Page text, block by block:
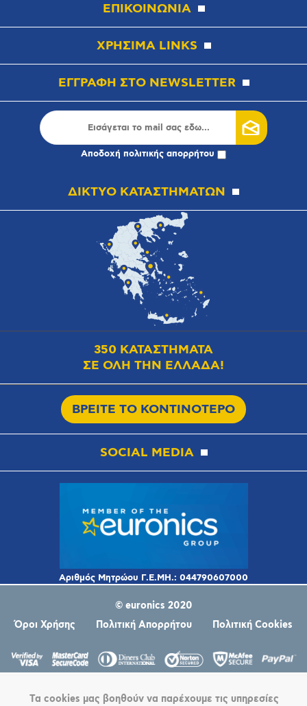
ΕΠΙΚΟΙΝΩΝΙΑ
ΧΡΗΣΙΜΑ LINKS
ΕΓΓΡΑΦΗ ΣΤΟ NEWSLETTER
Αποδοχή πολιτικής απορρήτου
ΔΙΚΤΥΟ ΚΑΤΑΣΤΗΜΑΤΩΝ
350 ΚΑΤΑΣΤΗΜΑΤΑ
ΣΕ ΟΛΗ ΤΗΝ ΕΛΛΑΔΑ!
ΒΡΕΙΤΕ ΤΟ ΚΟΝΤΙΝΟΤΕΡΟ
SOCIAL MEDIA
© euronics 2020
Όροι Χρήσης
Πολιτική Απορρήτου Πολιτική Cookies
Τα cookies μας βοηθούν να παρέχουμε τις υπηρεσίες